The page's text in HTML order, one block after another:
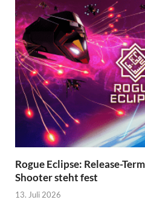
Rogue Eclipse: Release-
Shooter steht fest
13. Juli 2026